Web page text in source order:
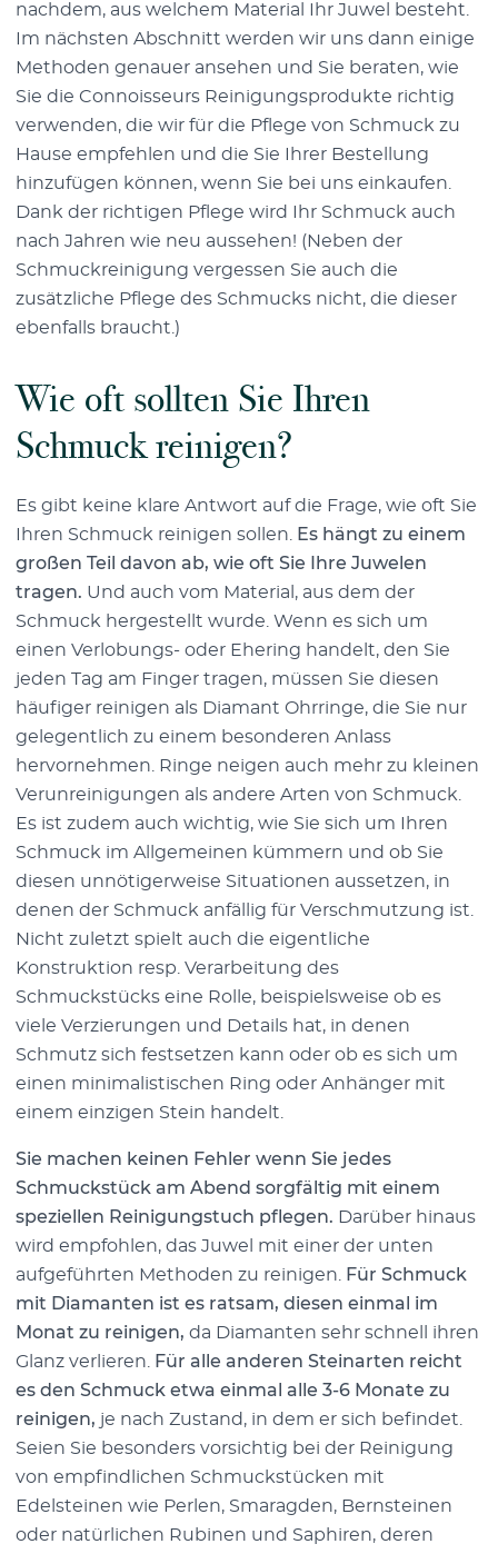
nachdem, aus welchem Material Ihr Juwel besteht.
Im nächsten Abschnitt werden wir uns dann einige
Methoden genauer ansehen und Sie beraten, wie
Sie die Connoisseurs Reinigungsprodukte richtig
verwenden, die wir für die Pflege von Schmuck zu
Hause empfehlen und die Sie Ihrer Bestellung
hinzufügen können, wenn Sie bei uns einkaufen.
Dank der richtigen Pflege wird Ihr Schmuck auch
nach Jahren wie neu aussehen! (Neben der
Schmuckreinigung vergessen Sie auch die
zusätzliche Pflege des Schmucks nicht, die dieser
ebenfalls braucht.)
Wie oft sollten Sie Ihren
Schmuck reinigen?
Es gibt keine klare Antwort auf die Frage, wie oft Sie
Ihren Schmuck reinigen sollen.
Es hängt zu einem
großen Teil davon ab, wie oft Sie Ihre Juwelen
tragen. Und auch vom Material, aus dem der
Schmuck hergestellt wurde. Wenn es sich um
einen Verlobungs- oder Ehering handelt, den Sie
jeden Tag am Finger tragen, müssen Sie diesen
häufiger reinigen als Diamant Ohrringe, die Sie nur
gelegentlich zu einem besonderen Anlass
hervornehmen. Ringe neigen auch mehr zu kleinen
Verunreinigungen als andere Arten von Schmuck.
Es ist zudem auch wichtig, wie Sie sich um Ihren
Schmuck im Allgemeinen kümmern und ob Sie
diesen unnötigerweise Situationen aussetzen, in
denen der Schmuck anfällig für Verschmutzung ist.
Nicht zuletzt spielt auch die eigentliche
Konstruktion resp. Verarbeitung des
Schmuckstücks eine Rolle, beispielsweise ob es
viele Verzierungen und Details hat, in denen
Schmutz sich festsetzen kann oder ob es sich um
einen minimalistischen Ring oder Anhänger mit
einem einzigen Stein handelt.
Sie machen keinen Fehler wenn Sie jedes
Schmuckstück am Abend sorgfältig mit einem
speziellen Reinigungstuch pflegen. Darüber hinaus
wird empfohlen, das Juwel mit einer der unten
aufgeführten Methoden zu reinigen.
Für Schmuck
mit Diamanten ist es ratsam, diesen einmal im
Monat zu reinigen, da Diamanten sehr schnell ihren
Glanz verlieren.
Für alle anderen Steinarten reicht
es den Schmuck etwa einmal alle 3-6 Monate zu
reinigen, je nach Zustand, in dem er sich befindet.
Seien Sie besonders vorsichtig bei der Reinigung
von empfindlichen Schmuckstücken mit
Edelsteinen wie Perlen, Smaragden, Bernsteinen
oder natürlichen Rubinen und Saphiren, deren